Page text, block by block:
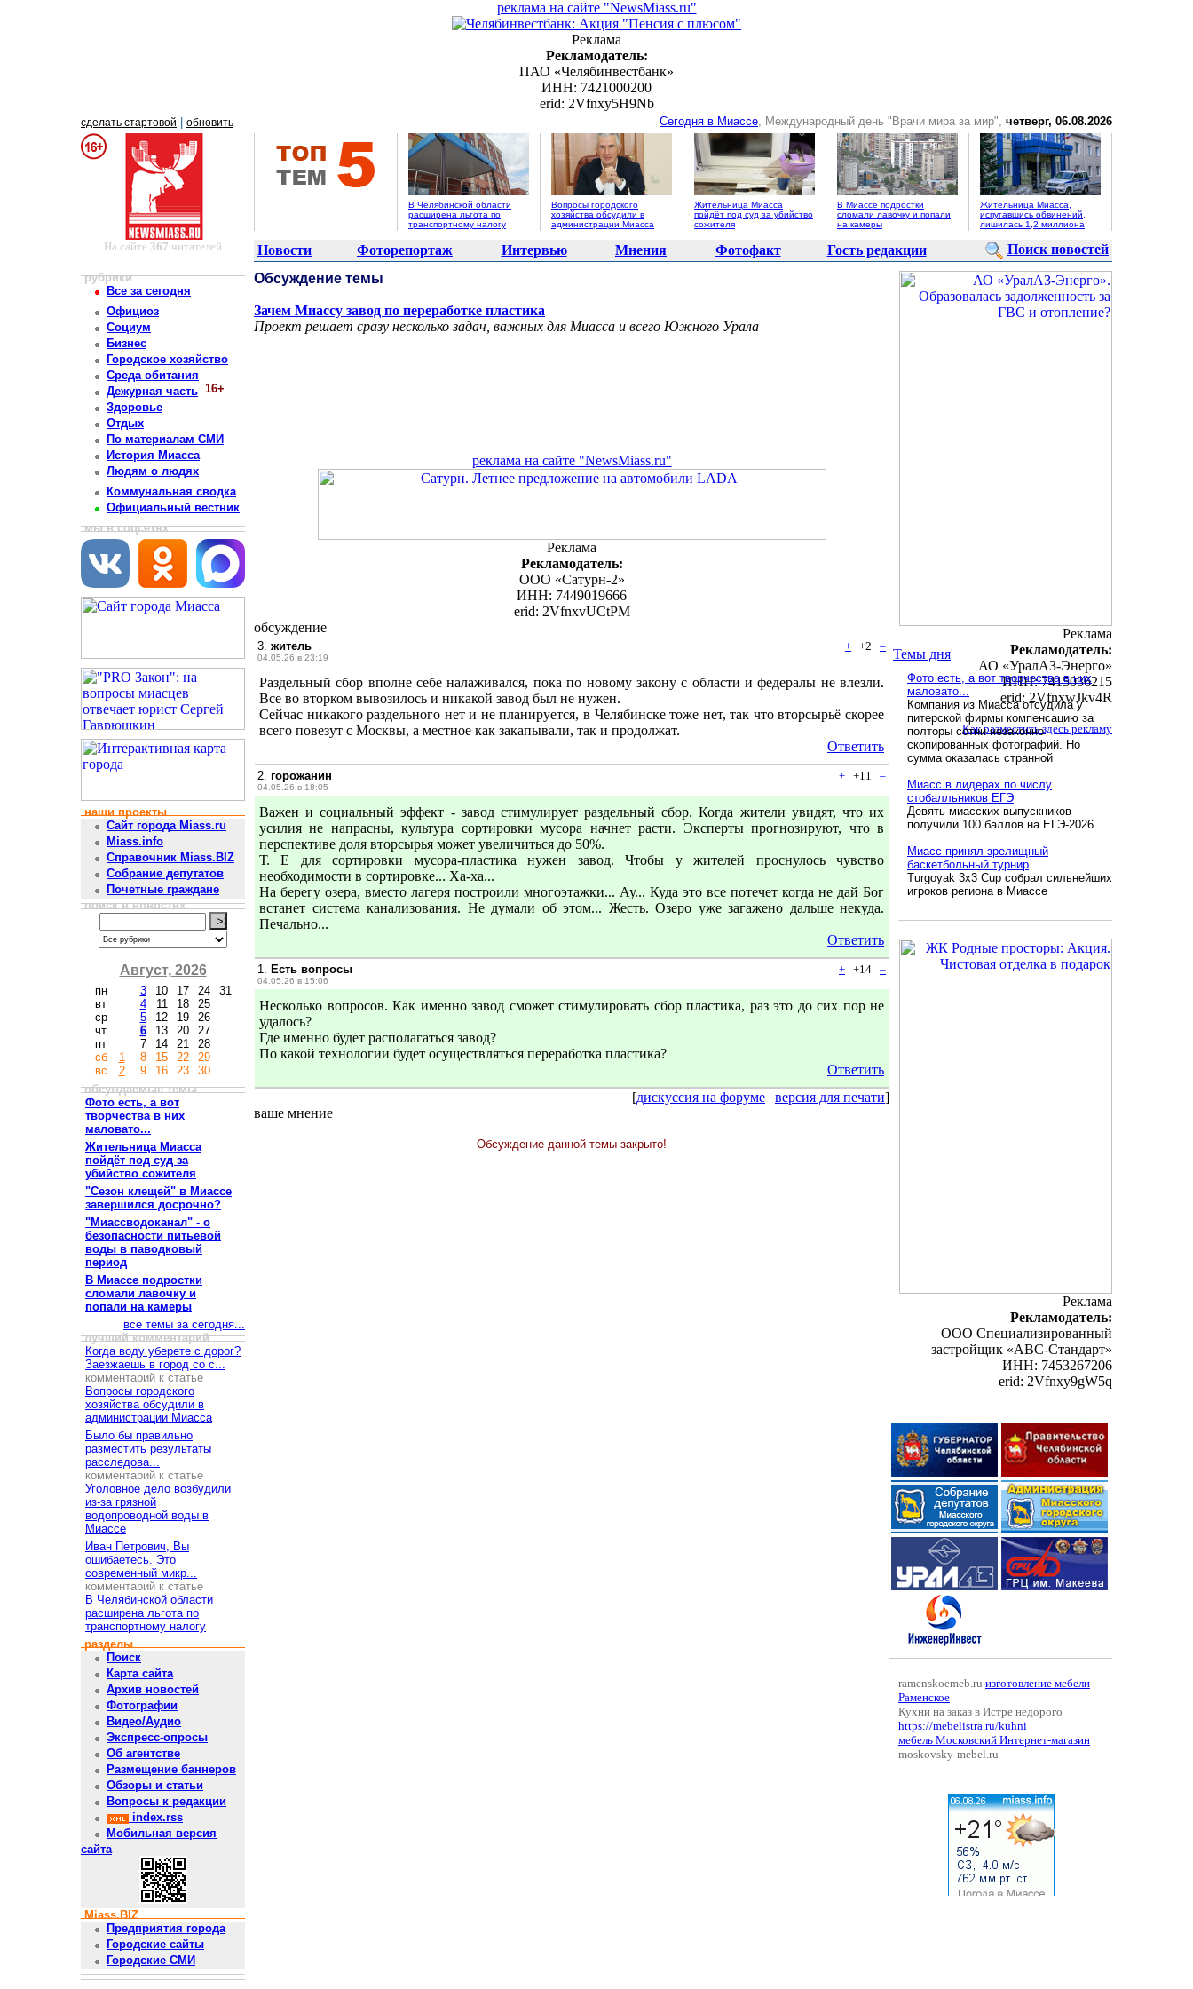
реклама на сайте "NewsMiass.ru"
Реклама
Рекламодатель:
ПАО «Челябинвестбанк»
ИНН: 7421000200
erid: 2Vfnxy5H9Nb
сделать стартовой обновить Сегодня в Миассе, Международный день "Врачи мира за мир", четверг, 06.08.2026
В Челябинской области
расширена льгота по
транспортному налогу
Вопросы городского
хозяйства обсудили в
администрации Миасса
Жительница Миасса
пойдёт под суд за убийство
сожителя
В Миассе подростки
сломали лавочку и попали
на камеры
Жительница Миасса,
испугавшись обвинений,
лишилась 1,2 миллиона
На сайте 367 читателей Новости Фоторепортаж Интервью Мнения Фотофакт Гость редакции Поиск новостей
рубрики
Все за сегодня
Официоз
Социум
Бизнес
Городское хозяйство
Среда обитания
Дежурная часть 16+
Здоровье
Отдых
По материалам СМИ
История Миасса
Людям о людях
Коммунальная сводка
Официальный вестник
мы в соцсетях
наши проекты
Сайт города Miass.ru
Miass.info
Справочник Miass.BIZ
Собрание депутатов
Почетные граждане
поиск в новостях
Август, 2026
пн
вт
ср
чт
пт
сб
вс
1
2
3
4
5
6
7
8
9
10
11
12
13
14
15
16
17
18
19
20
21
22
23
24
25
26
27
28
29
30
31
обсуждаемые темы
Фото есть, а вот
творчества в них
маловато...
Жительница Миасса
пойдёт под суд за
убийство сожителя
"Сезон клещей" в Миассе
завершился досрочно?
"Миассводоканал" - о
безопасности питьевой
воды в паводковый
период
В Миассе подростки
сломали лавочку и
попали на камеры
все темы за сегодня...
лучший комментарий
Когда воду уберете с дорог?
Заезжаешь в город со с...
комментарий к статье
Вопросы городского
хозяйства обсудили в
администрации Миасса
Было бы правильно
разместить результаты
расследова...
комментарий к статье
Уголовное дело возбудили
из-за грязной
водопроводной воды в
Миассе
Иван Петрович, Вы
ошибаетесь. Это
современный микр...
комментарий к статье
В Челябинской области
расширена льгота по
транспортному налогу
разделы
Поиск
Карта сайта
Архив новостей
Фотографии
Видео/Аудио
Экспресс-опросы
Об агентстве
Размещение баннеров
Обзоры и статьи
Вопросы к редакции
index.rss
Мобильная версия
сайта
Miass.BIZ
Предприятия города
Городские сайты
Городские СМИ
Обсуждение темы
Зачем Миассу завод по переработке пластика
Проект решает сразу несколько задач, важных для Миасса и всего Южного Урала
реклама на сайте "NewsMiass.ru"
Реклама
Рекламодатель:
ООО «Сатурн-2»
ИНН: 7449019666
erid: 2VfnxvUCtPM
обсуждение
3. житель
04.05.26 в 23:19
+ +2 –
Раздельный сбор вполне себе налаживался, пока по новому закону с области и федералы не влезли.
Все во вторком вывозилось и никакой завод был не нужен.
Сейчас никакого раздельного нет и не планируется, в Челябинске тоже нет, так что вторсырьё скорее
всего повезут с Москвы, а местное как закапывали, так и продолжат.
Ответить
2. горожанин
04.05.26 в 18:05
+ +11 –
Важен и социальный эффект - завод стимулирует раздельный сбор. Когда жители увидят, что их
усилия не напрасны, культура сортировки мусора начнет расти. Эксперты прогнозируют, что в
перспективе доля вторсырья может увеличиться до 50%.
Т. Е для сортировки мусора-пластика нужен завод. Чтобы у жителей проснулось чувство
необходимости в сортировке... Ха-ха...
На берегу озера, вместо лагеря построили многоэтажки... Ау... Куда это все потечет когда не дай Бог
встанет система канализования. Не думали об этом... Жесть. Озеро уже загажено дальше некуда.
Печально...
Ответить
1. Есть вопросы
04.05.26 в 15:06
+ +14 –
Несколько вопросов. Как именно завод сможет стимулировать сбор пластика, раз это до сих пор не
удалось?
Где именно будет располагаться завод?
По какой технологии будет осуществляться переработка пластика?
Ответить
[дискуссия на форуме | версия для печати]
ваше мнение
Обсуждение данной темы закрыто!
Реклама
Рекламодатель:
АО «УралАЗ-Энерго»
ИНН: 7415036215
erid: 2VfnxwJkv4R
Как разместить здесь рекламу
Темы дня
Фото есть, а вот творчества в них
маловато...
Компания из Миасса отсудила у
питерской фирмы компенсацию за
полторы сотни незаконно
скопированных фотографий. Но
сумма оказалась странной
Миасс в лидерах по числу
стобалльников ЕГЭ
Девять миасских выпускников
получили 100 баллов на ЕГЭ-2026
Миасс принял зрелищный
баскетбольный турнир
Turgoyak 3x3 Cup собрал сильнейших
игроков региона в Миассе
Реклама
Рекламодатель:
ООО Специализированный
застройщик «АВС-Стандарт»
ИНН: 7453267206
erid: 2Vfnxy9gW5q
ramenskoemeb.ru изготовление мебели
Раменское
Кухни на заказ в Истре недорого
https://mebelistra.ru/kuhni
мебель Московский Интернет-магазин
moskovsky-mebel.ru